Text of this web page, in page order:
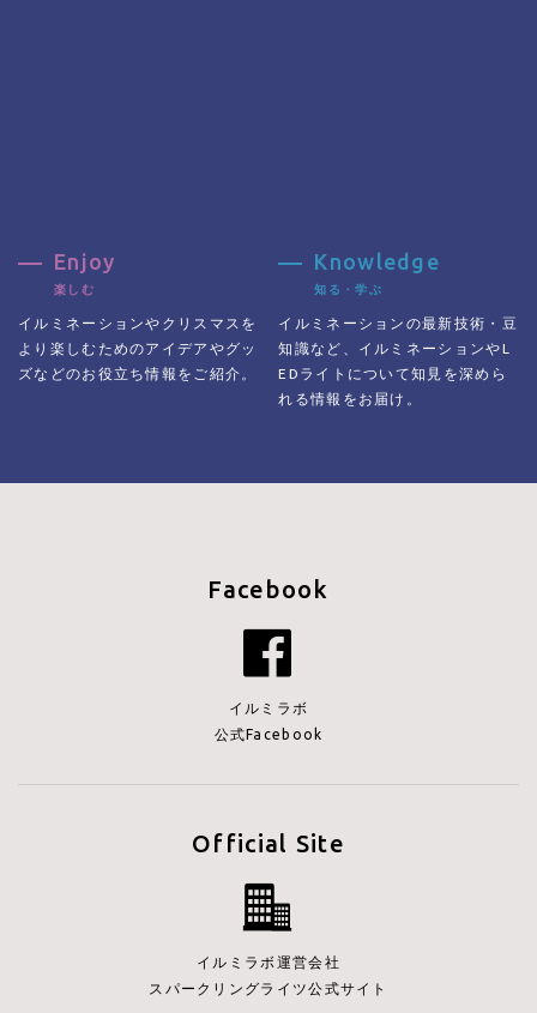
Enjoy
楽しむ
イルミネーションやクリスマスを
より楽しむためのアイデアやグッ
ズなどのお役立ち情報をご紹介。
Knowledge
知る・学ぶ
イルミネーション の最新技術・豆
知識など、イルミネーションやL
EDライトについて知見を深めら
れる情報をお届け。
Facebook
イルミラボ
公式Facebook
Official Site
イルミラボ運営会社
スパークリングライツ公式サイト